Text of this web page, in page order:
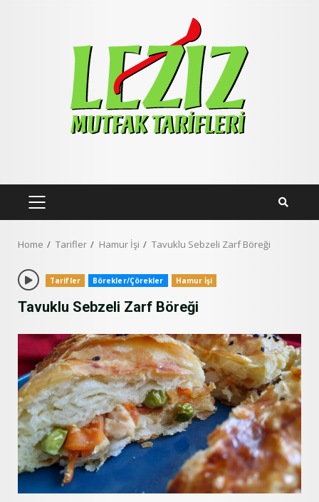
PRIMARY
Home Tarifler Hamur İşi Tavuklu Sebzeli Zarf Böreği
Tarifler Börekler/Çörekler Hamur İşi
Tavuklu Sebzeli Zarf Böreği